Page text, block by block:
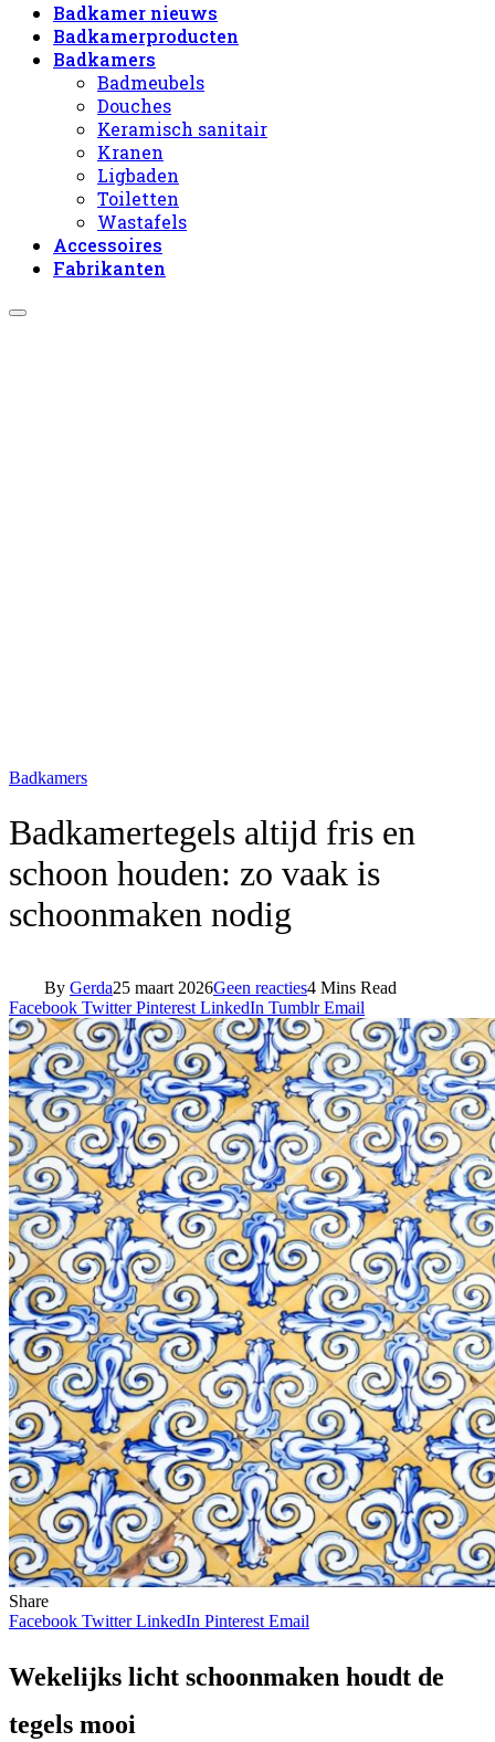
Badkamer nieuws
Badkamerproducten
Badkamers
Badmeubels
Douches
Keramisch sanitair
Kranen
Ligbaden
Toiletten
Wastafels
Accessoires
Fabrikanten
Badkamers
Badkamertegels altijd fris en
schoon houden: zo vaak is
schoonmaken nodig
By Gerda25 maart 2026Geen reacties4 Mins Read
Facebook Twitter Pinterest LinkedIn Tumblr Email
Share
Facebook Twitter LinkedIn Pinterest Email
Wekelijks licht schoonmaken houdt de
tegels mooi